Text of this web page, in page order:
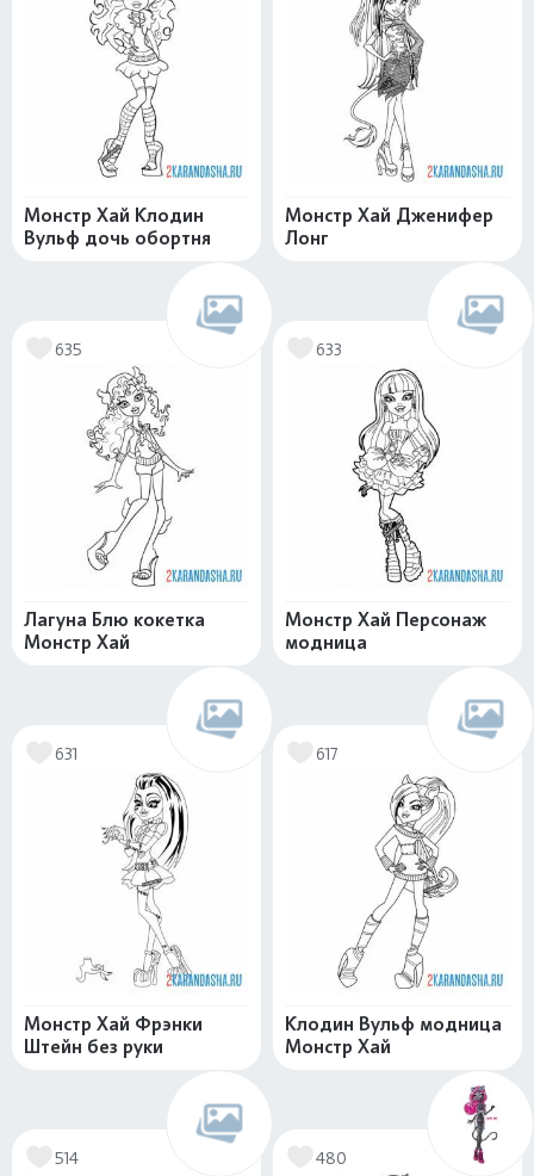
Монстр Хай Клодин
Вульф дочь обортня
Монстр Хай Дженифер
Лонг
635
Лагуна Блю кокетка
Монстр Хай
633
Монстр Хай Персонаж
модница
631
Монстр Хай Фрэнки
Штейн без руки
617
Клодин Вульф модница
Монстр Хай
514 480